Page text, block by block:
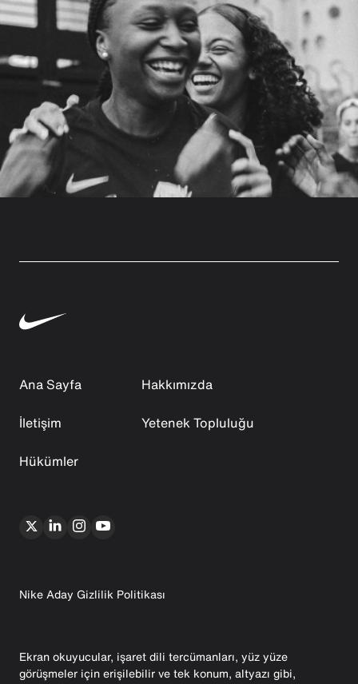
Ana Sayfa
Hakkımızda
İletişim
Yetenek Topluluğu
Hükümler
Nike Aday Gizlilik Politikası
Ekran okuyucular, işaret dili tercümanları, yüz yüze
görüşmeler için erişilebilir ve tek konum, altyazı gibi,